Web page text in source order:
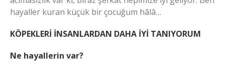
hayaller kuran küçük bir çocuğum hâlâ…
KÖPEKLERİ İNSANLARDAN DAHA İYİ TANIYORUM
Ne hayallerin var?